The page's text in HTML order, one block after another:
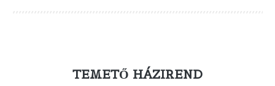
TEMETŐ HÁZIREND